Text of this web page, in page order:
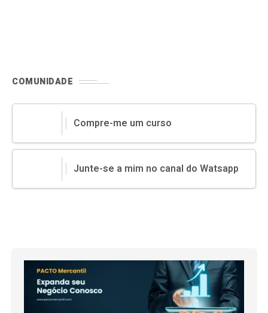
COMUNIDADE
Compre-me um curso
Junte-se a mim no canal do Watsapp